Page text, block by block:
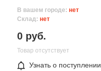
В вашем городе: нет
Склад: нет
0 руб.
Товар отсутствует
Узнать о поступлении